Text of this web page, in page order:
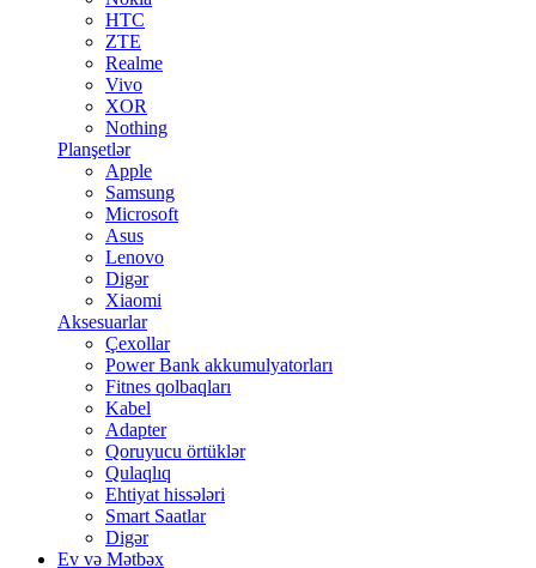
HTC
ZTE
Realme
Vivo
XOR
Nothing
Planşetlər
Apple
Samsung
Microsoft
Asus
Lenovo
Digər
Xiaomi
Aksesuarlar
Çexollar
Power Bank akkumulyatorları
Fitnes qolbaqları
Kabel
Adapter
Qoruyucu örtüklər
Qulaqlıq
Ehtiyat hissələri
Smart Saatlar
Digər
Ev və Mətbəx